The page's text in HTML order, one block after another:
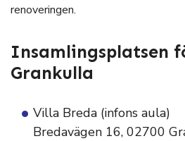
renoveringen.
Insamlingsplatsen
Grankulla
Villa Breda (infons aula)
Bredavägen 16, 02700